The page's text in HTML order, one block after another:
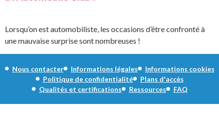
Lorsqu’on est automobiliste, les occasions d’être confronté à
une mauvaise surprise sont nombreuses !
Nous contacter Informations légales
Informations cookies
Politique de confidentialité
Plans d'accès
Qualités et certifications
Ressources FAQ